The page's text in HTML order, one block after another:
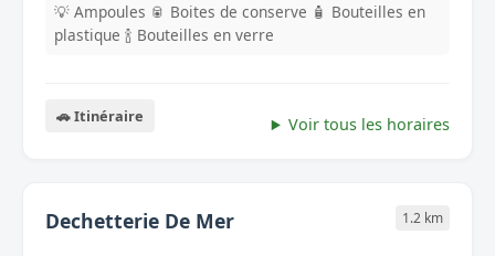
💡 Ampoules 🥫 Boites de conserve 🧴 Bouteilles en
plastique 🍾 Bouteilles en verre
🚗 Itinéraire Voir tous les horaires
Dechetterie De Mer 1.2 km